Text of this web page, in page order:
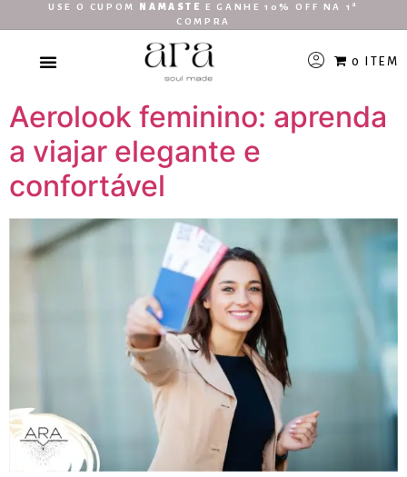
USE O CUPOM NAMASTE
E GANHE 10% OFF NA 1ª
COMPRA
0 ITEM
Aerolook feminino: aprenda
a viajar elegante e
confortável